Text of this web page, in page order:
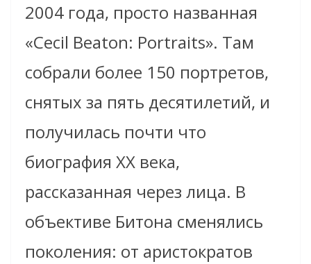
2004 года, просто названная
«Cecil Beaton: Portraits». Там
собрали более 150 портретов,
снятых за пять десятилетий, и
получилась почти что
биография XX века,
рассказанная через лица. В
объективе Битона сменялись
поколения: от аристократов